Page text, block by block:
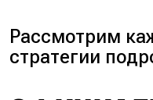
Рассмотрим
стратегии